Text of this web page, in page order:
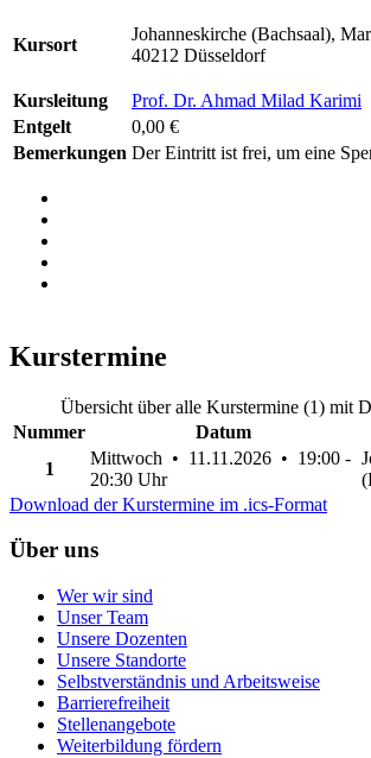
Kursort
Johanneskirche (Bachsaal),
40212 Düsseldorf
Kursleitung
Prof. Dr. Ahmad Milad Karimi
Entgelt
0,00 €
Bemerkungen Der Eintritt ist frei, um eine
Kurstermine
Übersicht über alle Kurstermine (1) mit
Nummer
Datum
1
Mittwoch • 11.11.2026 • 19:00 -
20:30 Uhr
Download der Kurstermine im .ics-Format
Über uns
Wer wir sind
Unser Team
Unsere Dozenten
Unsere Standorte
Selbstverständnis und Arbeitsweise
Barrierefreiheit
Stellenangebote
Weiterbildung fördern